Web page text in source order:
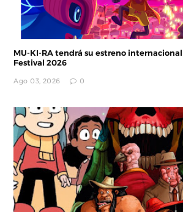
MU-KI-RA tendrá su estreno
Festival 2026
Ago 03, 2026 0